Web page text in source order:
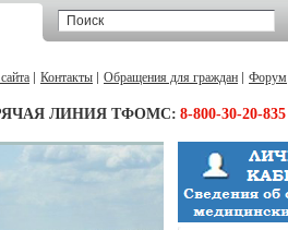
Контакты Обращения для граждан Форум
ЛИНИЯ ТФОМС: 8-800-30-20-835